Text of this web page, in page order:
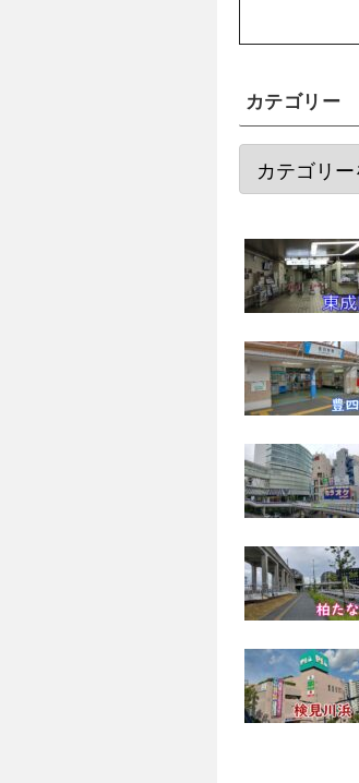
カテゴリー